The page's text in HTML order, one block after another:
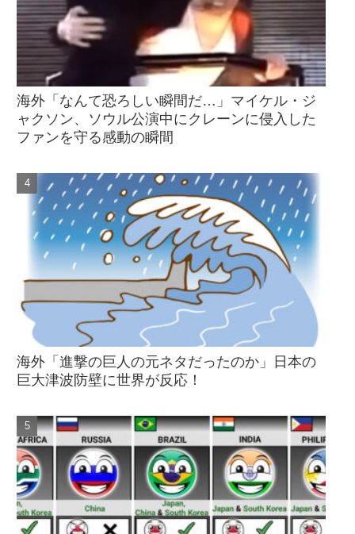
海外「なんて恐ろしい瞬間だ…」マイケル・ジ
ャクソン、ソウル公演中にクレーンに侵入した
ファンを守る感動の瞬間
海外「進撃の巨人の元ネタだったのか」日本の
巨大津波防壁に世界が反応！